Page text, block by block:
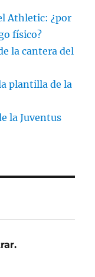
Athletic: ¿por
físico?
la cantera del
plantilla de la
la Juventus